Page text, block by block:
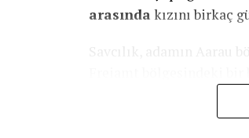
arasında kızını birkaç
Baba burada kızını